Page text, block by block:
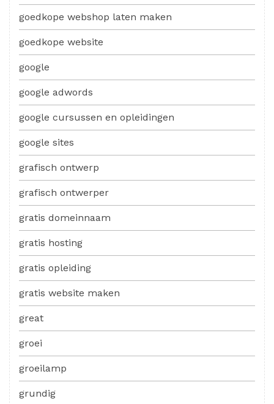
goedkope webshop laten maken
goedkope website
google
google adwords
google cursussen en opleidingen
google sites
grafisch ontwerp
grafisch ontwerper
gratis domeinnaam
gratis hosting
gratis opleiding
gratis website maken
great
groei
groeilamp
grundig